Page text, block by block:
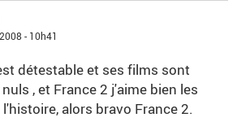
- 10h41
détestable et ses films sont
, et France 2 j'aime bien les
alors bravo France 2.